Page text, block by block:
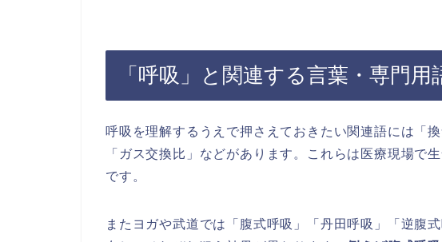
「呼吸」と関連する言葉・専門用
呼吸を理解するうえで押さえておきたい関連語には「
「ガス交換比」などがあります。これらは医療現場で
です。
またヨガや武道では「腹式呼吸」「丹田呼吸」「逆腹